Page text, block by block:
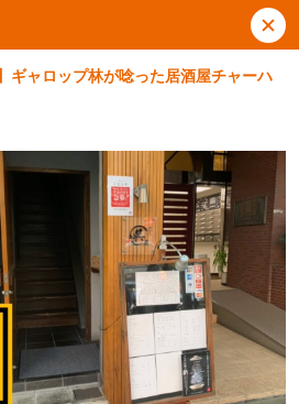
ギャロップ林が唸った居酒屋チャーハ